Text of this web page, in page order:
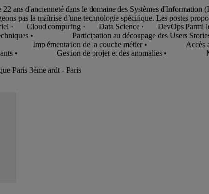
22 ans d'ancienneté dans le domaine des Systèmes
pas la maîtrise d’une technologie spécifique. Les postes
· Cloud computing · Data Science · DevOps Parmi
et techniques • Participation au découpage des
• Implémentation de la couche métier • Accès
• Gestion de projet et des anomalies
Paris 3ème ardt - Paris